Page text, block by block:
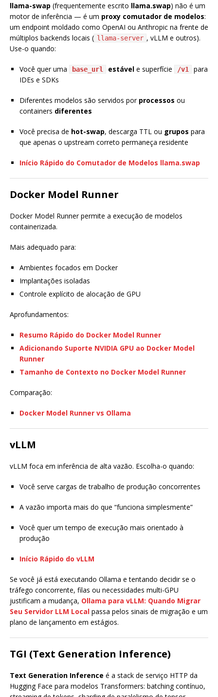
llama-swap (frequentemente escrito llama.swap) não é um
motor de inferência — é um proxy comutador de modelos:
um endpoint moldado como OpenAI ou Anthropic na frente de
múltiplos backends locais ( llama-server , vLLM e outros).
Use-o quando:
Você quer uma base_url estável e superfície /v1
para
IDEs e SDKs
Diferentes modelos são servidos por processos ou
containers diferentes
Você precisa de hot-swap, descarga TTL ou grupos para
que apenas o upstream correto permaneça residente
Início Rápido do Comutador de Modelos llama.swap
Docker Model Runner
Docker Model Runner permite a execução de modelos
containerizada.
Mais adequado para:
Ambientes focados em Docker
Implantações isoladas
Controle explícito de alocação de GPU
Aprofundamentos:
Resumo Rápido do Docker Model Runner
Adicionando Suporte NVIDIA GPU ao Docker Model
Runner
Tamanho de Contexto no Docker Model Runner
Comparação:
Docker Model Runner vs Ollama
vLLM
vLLM foca em inferência de alta vazão. Escolha-o quando:
Você serve cargas de trabalho de produção concorrentes
A vazão importa mais do que “funciona simplesmente”
Você quer um tempo de execução mais orientado à
produção
Início Rápido do vLLM
Se você já está executando Ollama e tentando decidir se o
tráfego concorrente, filas ou necessidades multi-GPU
justificam a mudança, Ollama para vLLM: Quando Migrar
Seu Servidor LLM Local passa pelos sinais de migração e um
plano de lançamento em estágios.
TGI (Text Generation Inference)
Text Generation Inference é a stack de serviço HTTP da
Hugging Face para modelos Transformers: batching contínuo,